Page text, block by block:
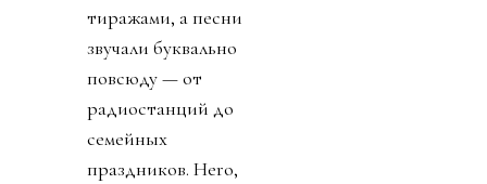
тиражами, а песни
звучали буквально
повсюду — от
радиостанций до
семейных
праздников. Hero,